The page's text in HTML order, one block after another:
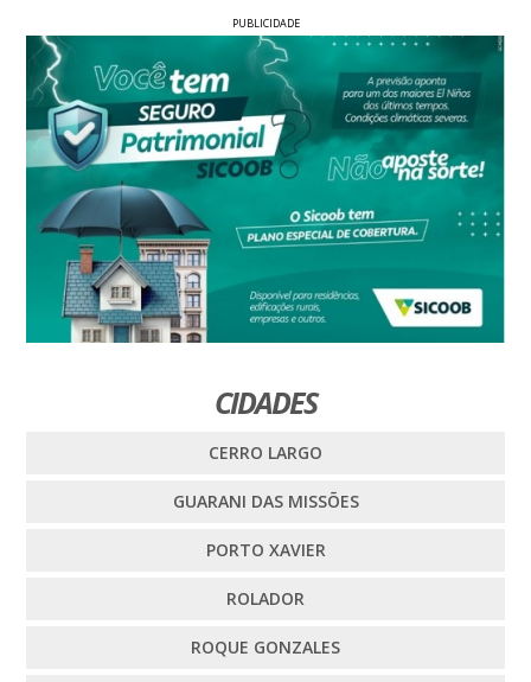
PUBLICIDADE
CIDADES
CERRO LARGO
GUARANI DAS MISSÕES
PORTO XAVIER
ROLADOR
ROQUE GONZALES